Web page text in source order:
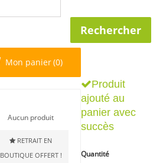
Mon panier(0)
Aucun produit
RETRAIT EN
BOUTIQUE OFFERT !
Produit
ajouté au
panier avec
succès
Quantité